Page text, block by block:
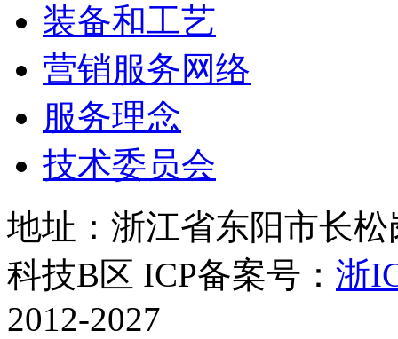
装备和工艺
营销服务网络
服务理念
技术委员会
地址：浙江省东阳市长
科技B区 ICP备案号： 浙
2012-2027